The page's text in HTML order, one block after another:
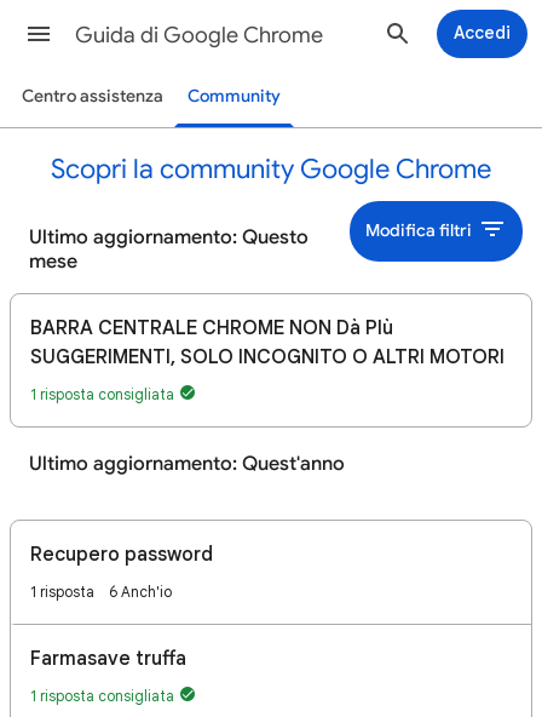
Guida di Google Chrome Accedi
Centro assistenza Community
Scopri la community Google Chrome
Modifica filtri
Ultimo aggiornamento: Questo
mese
BARRA CENTRALE CHROME NON Dà PIù
SUGGERIMENTI, SOLO INCOGNITO O ALTRI MOTORI
1 risposta consigliata
Ultimo aggiornamento: Quest'anno
Recupero password
1 risposta 6 Anch'io
Farmasave truffa
1 risposta consigliata